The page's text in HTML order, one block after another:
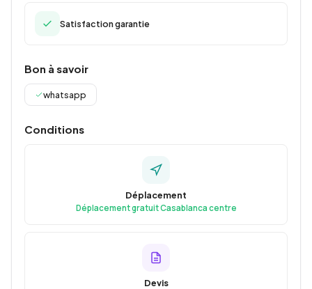
Satisfaction garantie
Bon à savoir
whatsapp
Conditions
Déplacement
Déplacement gratuit Casablanca centre
Devis